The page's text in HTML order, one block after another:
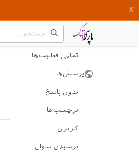
تمامی فعالیت‌ها
پرسش‌ها
بدون پاسخ
برچسب‌ها
کاربران
پرسیدن سوال